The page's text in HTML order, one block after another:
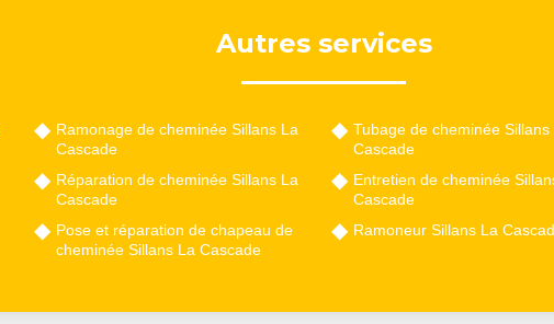
Autres services
Ramonage de cheminée Sillans La
Cascade
Réparation de cheminée Sillans La
Cascade
Pose et réparation de chapeau de
cheminée Sillans La Cascade
Tubage de cheminée Sillans
Cascade
Entretien de cheminée
Cascade
Ramoneur Sillans La